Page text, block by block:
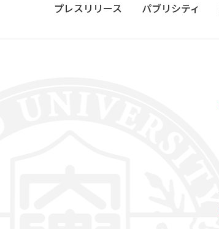
プレスリリース パブリシティ